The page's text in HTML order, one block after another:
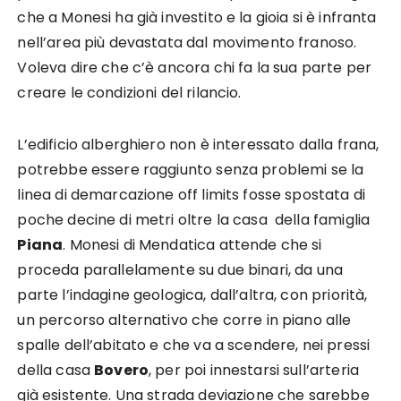
che a Monesi ha già investito e la gioia si è infranta
nell’area più devastata dal movimento franoso.
Voleva dire che c’è ancora chi fa la sua parte per
creare le condizioni del rilancio.
L’edificio alberghiero non è interessato dalla frana,
potrebbe essere raggiunto senza problemi se la
linea di demarcazione off limits fosse spostata di
poche decine di metri oltre la casa della famiglia
Piana. Monesi di Mendatica attende che si
proceda parallelamente su due binari, da una
parte l’indagine geologica, dall’altra, con priorità,
un percorso alternativo che corre in piano alle
spalle dell’abitato e che va a scendere, nei pressi
della casa Bovero, per poi innestarsi sull’arteria
già esistente. Una strada deviazione che sarebbe